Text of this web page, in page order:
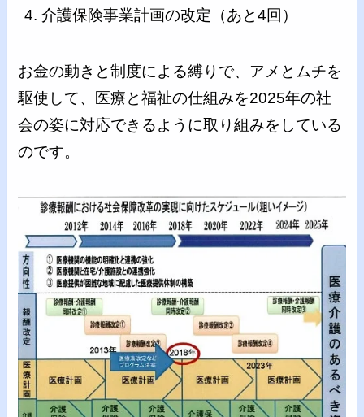
介護保険事業計画の改定（あと4回）
お金の動きと制度による縛りで、アメとムチを
駆使して、医療と福祉の仕組みを2025年の社
会の姿に対応できるように取り組みをしている
のです。